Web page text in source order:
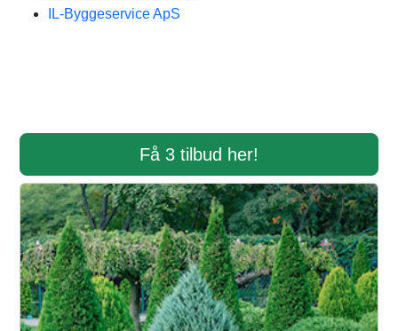
IL-Byggeservice ApS
Få 3 tilbud her!